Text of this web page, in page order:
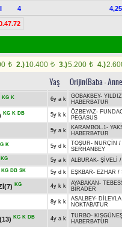
4
t 2.)10.400 t 3.)5.200 t 4.)
Yaş Orijin(Baba -
KG K 6y a k GOBAKBEY-
HABERBATUR
KG K DB 5y k k ÖZBEYAZ-
PEGASUS
5y a k KARAMBOL.1-
HABERBATUR
K 5y d k TOŞUR- NURÇİN /
SERHANBEY
KG 5y a k ALBURAK- ŞİVELİ /
KG DB SK 5y d k EŞKBAR- EZHAR /
KG 4y k k AYABAKAN -
BİRADER
8y k k ASALBEY- DİLEYLA
NOKTABATUR
KG K DB 4y a k TURBO-
HABERBATUR